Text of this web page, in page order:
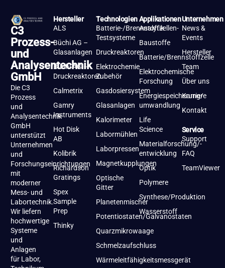
C3
Prozess-
und
Analysentechnik
GmbH
Die C3
Prozess
und
Analysentechnik
GmbH
unterstützt
Unternehmen
und
Forschungseinrichtungen
mit
moderner
Mess- und
Labortechnik.
Wir liefern
hochwertige
Systeme
und
Anlagen
für Labor,
Hersteller
ALS
Büchi AG –
Glasanlagen
Büchi AG –
Druckreaktoren
Calmetrix
Gamry
Instruments
Hot Disk
AB
Kolibrik
Richardson
Gratings
Spex
Sample
Prep
Thinky
Technologien
Batterie-/Brennstoffzellen-
Testsysteme
Druckreaktoren
Elektrochemie
Zubehör
Gasdosiersystem
Glasanlagen
Kalorimeter
Labormühlen
Laborpressen
Magnetkupplungen
Optische
Gitter
Planetenmischer
Potentiostaten/Galvanostaten
Quarzmikrowaage
Schmelzaufschluss
Wärmeleitfähigkeitsmessgerät
Applikationen
Analytik
Baustoffe
Batterie/Brennstoffzelle
Elektrochemische
Forschung
Energiespeicherung/-
umwandlung
Life
Science
Materialforschung/-
entwicklung
Optik
Polymere
Synthese/Produktion
Wasserstoff
Unternehmen
News &
Events
Hersteller
Team
Über uns
Karriere
Kontakt
Service
Support
FAQ
TeamViewer